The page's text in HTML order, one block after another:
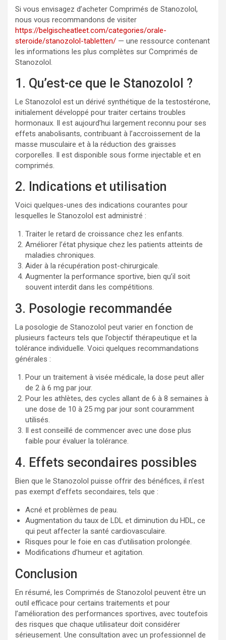
Si vous envisagez d’acheter Comprimés de Stanozolol,
nous vous recommandons de visiter
https://belgischeatleet.com/categories/orale-
steroide/stanozolol-tabletten/ — une ressource contenant
les informations les plus complètes sur Comprimés de
Stanozolol.
1. Qu’est-ce que le Stanozolol ?
Le Stanozolol est un dérivé synthétique de la testostérone,
initialement développé pour traiter certains troubles
hormonaux. Il est aujourd’hui largement reconnu pour ses
effets anabolisants, contribuant à l’accroissement de la
masse musculaire et à la réduction des graisses
corporelles. Il est disponible sous forme injectable et en
comprimés.
2. Indications et utilisation
Voici quelques-unes des indications courantes pour
lesquelles le Stanozolol est administré :
Traiter le retard de croissance chez les enfants.
Améliorer l’état physique chez les patients atteints de
maladies chroniques.
Aider à la récupération post-chirurgicale.
Augmenter la performance sportive, bien qu’il soit
souvent interdit dans les compétitions.
3. Posologie recommandée
La posologie de Stanozolol peut varier en fonction de
plusieurs facteurs tels que l’objectif thérapeutique et la
tolérance individuelle. Voici quelques recommandations
générales :
Pour un traitement à visée médicale, la dose peut aller
de 2 à 6 mg par jour.
Pour les athlètes, des cycles allant de 6 à 8 semaines à
une dose de 10 à 25 mg par jour sont couramment
utilisés.
Il est conseillé de commencer avec une dose plus
faible pour évaluer la tolérance.
4. Effets secondaires possibles
Bien que le Stanozolol puisse offrir des bénéfices, il n’est
pas exempt d’effets secondaires, tels que :
Acné et problèmes de peau.
Augmentation du taux de LDL et diminution du HDL, ce
qui peut affecter la santé cardiovasculaire.
Risques pour le foie en cas d’utilisation prolongée.
Modifications d’humeur et agitation.
Conclusion
En résumé, les Comprimés de Stanozolol peuvent être un
outil efficace pour certains traitements et pour
l’amélioration des performances sportives, avec toutefois
des risques que chaque utilisateur doit considérer
sérieusement. Une consultation avec un professionnel de